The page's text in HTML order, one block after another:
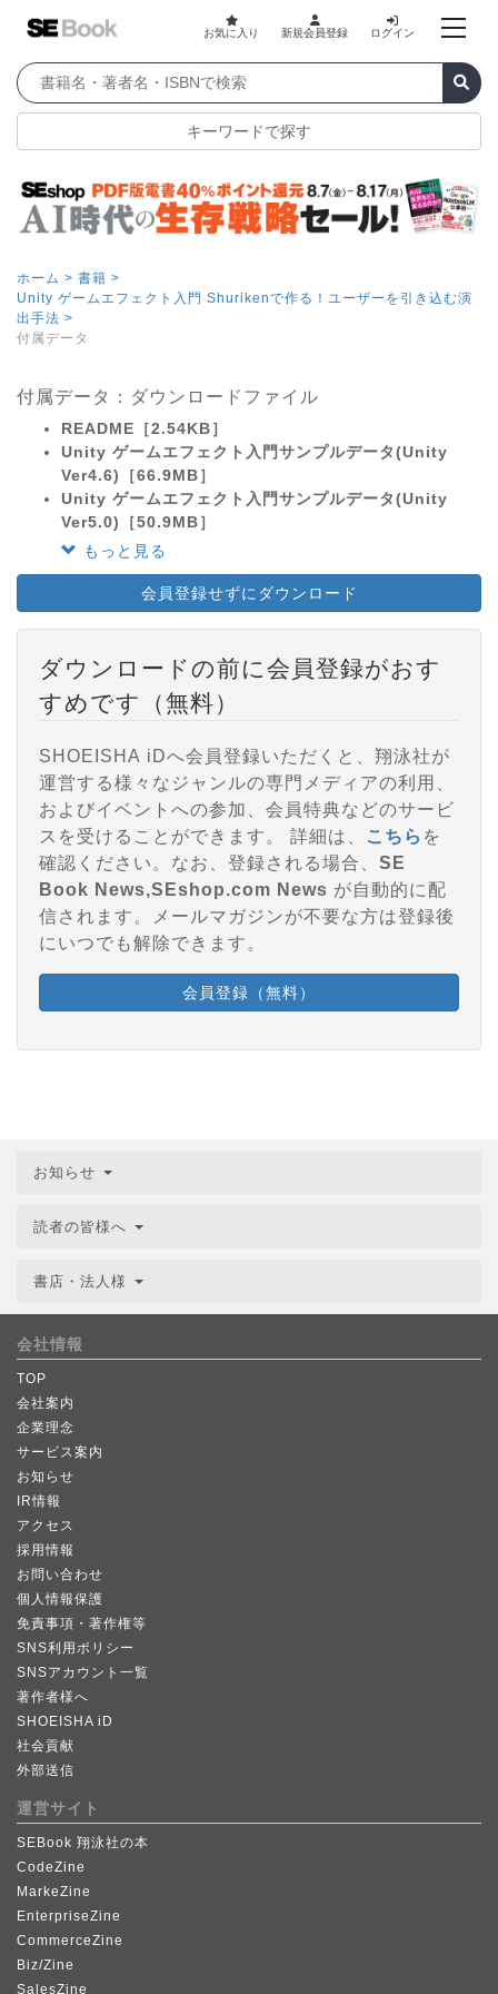
お気に入り 新規会員登録 ログイン
キーワードで探す
ホーム > 書籍 >
Unity ゲームエフェクト入門 Shurikenで作る！ユーザーを引き込む演
出手法 >
付属データ
付属データ：ダウンロードファイル
README［2.54KB］
Unity ゲームエフェクト入門サンプルデータ(Unity
Ver4.6)［66.9MB］
Unity ゲームエフェクト入門サンプルデータ(Unity
Ver5.0)［50.9MB］
もっと見る
会員登録せずにダウンロード
ダウンロードの前に会員登録がおす
すめです（無料）
SHOEISHA iDへ会員登録いただくと、翔泳社が
運営する様々なジャンルの専門メディアの利用、
およびイベントへの参加、会員特典などのサービ
スを受けることができます。 詳細は、
こちら を
確認ください。なお、登録される場合、 SE
Book News,SEshop.com News が自動的に配
信されます。メールマガジンが不要な方は登録後
にいつでも解除できます。
会員登録（無料）
お知らせ
読者の皆様へ
書店・法人様
会社情報
TOP
会社案内
企業理念
サービス案内
お知らせ
IR情報
アクセス
採用情報
お問い合わせ
個人情報保護
免責事項・著作権等
SNS利用ポリシー
SNSアカウント一覧
著作者様へ
SHOEISHA iD
社会貢献
外部送信
運営サイト
SEBook 翔泳社の本
CodeZine
MarkeZine
EnterpriseZine
CommerceZine
Biz/Zine
SalesZine